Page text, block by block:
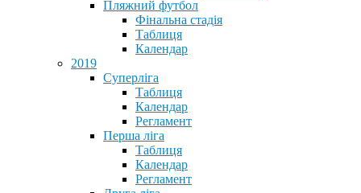
Пляжний футбол
Фінальна стадія
Таблиця
Календар
2019
Суперліга
Таблиця
Календар
Регламент
Перша ліга
Таблиця
Календар
Регламент